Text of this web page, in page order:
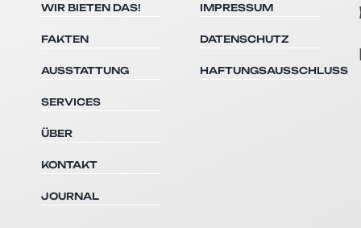
WIR BIETEN DAS!
FAKTEN
AUSSTATTUNG
SERVICES
ÜBER
KONTAKT
JOURNAL
IMPRESSUM
DATENSCHUTZ
HAFTUNGSAUSSCHLUSS